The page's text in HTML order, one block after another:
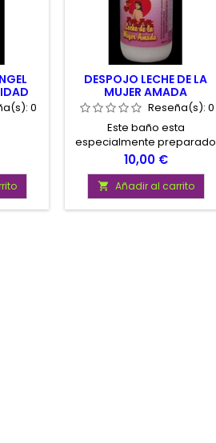
0
DESPOJO LECHE DE LA
MUJER AMADA
Reseña(s): 0
Este baño esta
especialmente preparado
para mejorar las relaciones
sexuales con su pareja.
Precio
10,00 €
 Añadir al carrito